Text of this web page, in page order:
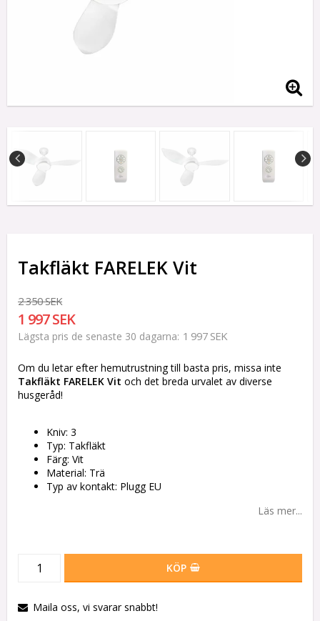
Takfläkt FARELEK Vit
2 350 SEK
1 997 SEK
Lägsta pris de senaste 30 dagarna 1 997 SEK
Om du letar efter hemutrustning till basta pris, missa inte
Takfläkt FARELEK Vit och det breda urvalet av diverse
husgeråd!
Kniv: 3
Typ: Takfläkt
Färg: Vit
Material: Trä
Typ av kontakt: Plugg EU
Läs mer...
KÖP
Maila oss, vi svarar snabbt!